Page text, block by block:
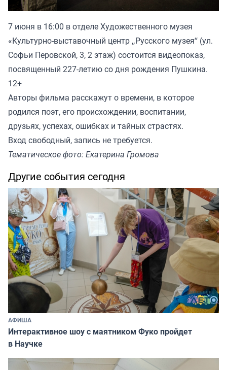
7 июня в 16:00 в отделе Художественного музея
«Культурно-выставочный центр „Русского музея“ (ул.
Софьи Перовской, 3, 2 этаж) состоится видеопоказ,
посвященный 227-летию со дня рождения Пушкина.
12+
Авторы фильма расскажут о времени, в которое
родился поэт, его происхождении, воспитании,
друзьях, успехах, ошибках и тайных страстях.
Вход свободный, запись не требуется.
Тематическое фото: Екатерина Громова
Другие события сегодня
АФИША
Интерактивное шоу с маятником Фуко пройдет
в Научке